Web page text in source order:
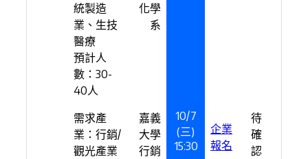
統製造
業、生技
醫療
預計人
數：30-
40人
化學
系
需求產
業：行銷/
觀光產業
嘉義
大學
行銷
10/7
(三)
15:30
企業
報名
待
確
認